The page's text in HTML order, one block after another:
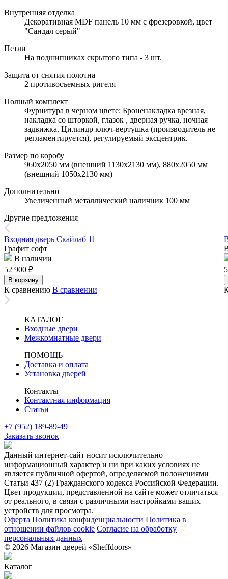
Внутренняя отделка
Декоративная MDF панель 10 мм с фрезеровкой, цвет
"Сандал серый"
Петли
На подшипниках скрытого типа - 3 шт.
Защита от снятия полотна
2 противосъемных ригеля
Полный комплект
Фурнитура в черном цвете: Броненакладка врезная,
накладка со шторкой, глазок , дверная ручка, ночная
задвижка. Цилиндр ключ-вертушка (производитель не
регламентируется), регулируемый эксцентрик.
Размер по коробу
960х2050 мм (внешний 1130х2130 мм), 880х2050 мм
(внешний 1050х2130 мм)
Дополнительно
Увеличенный металлический наличник 100 мм
Другие предложения
Входная дверь Скайлаб 11
Графит софт
В наличии
52 900 ₽
В корзину
К сравнению В сравнении
КАТАЛОГ
Входные двери
Межкомнатные двери
ПОМОЩЬ
Доставка и оплата
Установка дверей
Контакты
Контактная информация
Статьи
+7 (952) 189-89-49
Заказать звонок
Данный интернет-сайт носит исключительно
информационный характер и ни при каких условиях не
является публичной офертой, определяемой положениями
Статьи 437 (2) Гражданского кодекса Российской Федерации.
Цвет продукции, представленной на сайте может отличаться
от реального, в связи с различными настройками ваших
устройств для просмотра.
Оферта Политика конфиденциальности Политика в
отношении файлов cookie Согласие на обработку
персональных данных
© 2026 Магазин дверей «Sheffdoors»
Каталог